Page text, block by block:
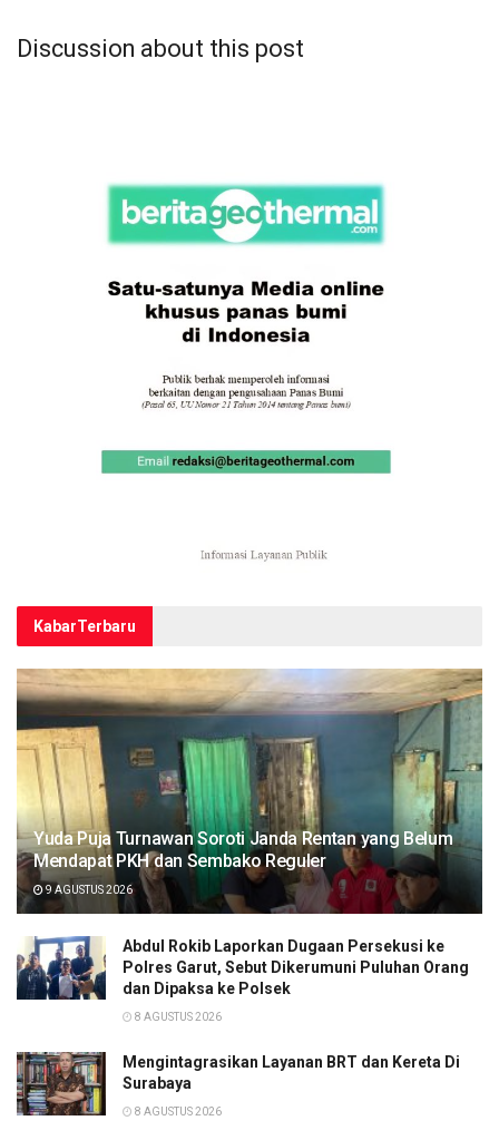
Discussion about this post
KabarTerbaru
Yuda Puja Turnawan Soroti Janda Rentan yang Belum
Mendapat PKH dan Sembako Reguler
9 AGUSTUS 2026
Abdul Rokib Laporkan Dugaan Persekusi ke
Polres Garut, Sebut Dikerumuni Puluhan Orang
dan Dipaksa ke Polsek
8 AGUSTUS 2026
Mengintagrasikan Layanan BRT dan Kereta Di
Surabaya
8 AGUSTUS 2026